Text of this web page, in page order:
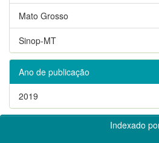
Mato Grosso
Sinop-MT
Ano de publicação
2019
Indexado